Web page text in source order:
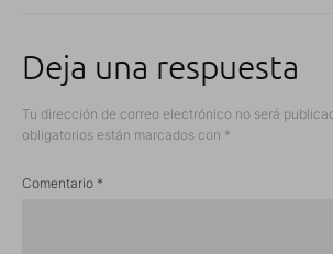
Deja una respuesta
Tu dirección de correo electrónico no será
obligatorios están marcados con *
Comentario *